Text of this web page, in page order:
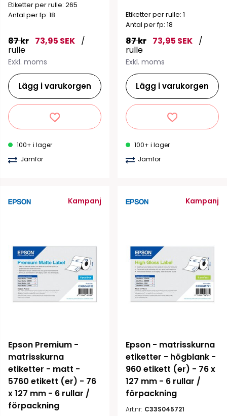
Etiketter per rulle: 265
Antal per fp: 18
87 kr 73,95 SEK /
rulle
Exkl. moms
Lägg i varukorgen
100+ i lager
Jämför
Etiketter per rulle: 1
Antal per fp: 18
87 kr 73,95 SEK /
rulle
Exkl. moms
Lägg i varukorgen
100+ i lager
Jämför
Kampanj
Epson Premium -
matrisskurna
etiketter - matt -
5760 etikett (er) - 76
x 127 mm - 6 rullar /
förpackning
Kampanj
Epson - matrisskurna
etiketter - högblank -
960 etikett (er) - 76 x
127 mm - 6 rullar /
förpackning
Art.nr: C33S045721